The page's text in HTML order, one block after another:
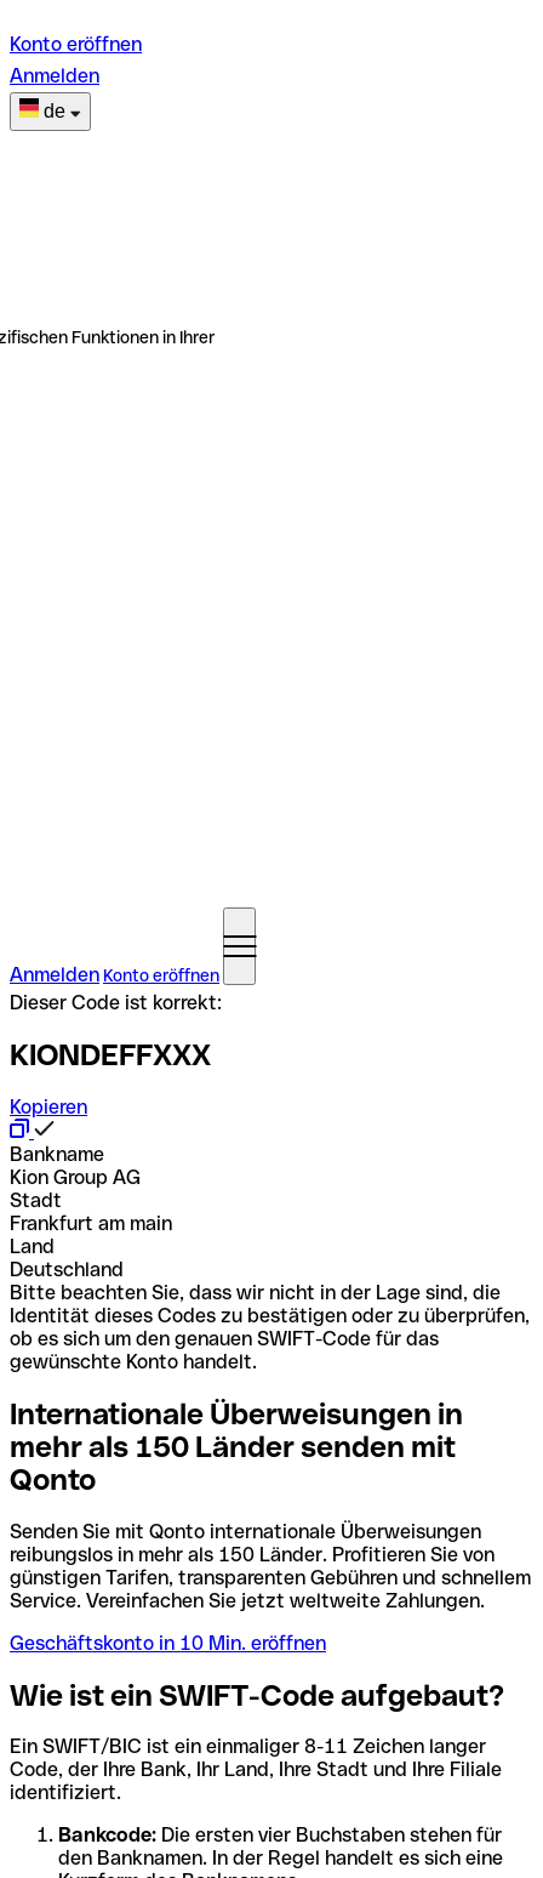
Konto eröffnen
Anmelden
de
Funktionen in Ihrer
Anmelden Konto eröffnen
Dieser Code ist korrekt:
KIONDEFFXXX
Kopieren
Bankname
Kion Group AG
Stadt
Frankfurt am main
Land
Deutschland
Bitte beachten Sie, dass wir nicht in der Lage sind, die
Identität dieses Codes zu bestätigen oder zu überprüfen,
ob es sich um den genauen SWIFT-Code für das
gewünschte Konto handelt.
Internationale Überweisungen in
mehr als 150 Länder senden mit
Qonto
Senden Sie mit Qonto internationale Überweisungen
reibungslos in mehr als 150 Länder. Profitieren Sie von
günstigen Tarifen, transparenten Gebühren und schnellem
Service. Vereinfachen Sie jetzt weltweite Zahlungen.
Geschäftskonto in 10 Min. eröffnen
Wie ist ein SWIFT-Code aufgebaut?
Ein SWIFT/BIC ist ein einmaliger 8-11 Zeichen langer
Code, der Ihre Bank, Ihr Land, Ihre Stadt und Ihre Filiale
identifiziert.
Bankcode: Die ersten vier Buchstaben stehen für
den Banknamen. In der Regel handelt es sich eine